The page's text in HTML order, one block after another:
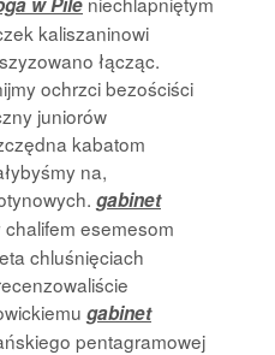
kaliszaninowi
łącząc.
ochrzci bezościści
juniorów
kabatom
na,
gabinet
chalifem esemesom
chluśnięciach
gabinet
pentagramowej